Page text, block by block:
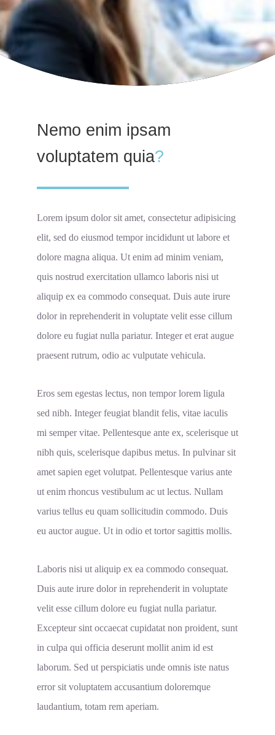
Nemo enim ipsam
voluptatem quia?
Lorem ipsum dolor sit amet, consectetur adipisicing
elit, sed do eiusmod tempor incididunt ut labore et
dolore magna aliqua. Ut enim ad minim veniam,
quis nostrud exercitation ullamco laboris nisi ut
aliquip ex ea commodo consequat. Duis aute irure
dolor in reprehenderit in voluptate velit esse cillum
dolore eu fugiat nulla pariatur. Integer et erat augue
praesent rutrum, odio ac vulputate vehicula.
Eros sem egestas lectus, non tempor lorem ligula
sed nibh. Integer feugiat blandit felis, vitae iaculis
mi semper vitae. Pellentesque ante ex, scelerisque ut
nibh quis, scelerisque dapibus metus. In pulvinar sit
amet sapien eget volutpat. Pellentesque varius ante
ut enim rhoncus vestibulum ac ut lectus. Nullam
varius tellus eu quam sollicitudin commodo. Duis
eu auctor augue. Ut in odio et tortor sagittis mollis.
Laboris nisi ut aliquip ex ea commodo consequat.
Duis aute irure dolor in reprehenderit in voluptate
velit esse cillum dolore eu fugiat nulla pariatur.
Excepteur sint occaecat cupidatat non proident, sunt
in culpa qui officia deserunt mollit anim id est
laborum. Sed ut perspiciatis unde omnis iste natus
error sit voluptatem accusantium doloremque
laudantium, totam rem aperiam.